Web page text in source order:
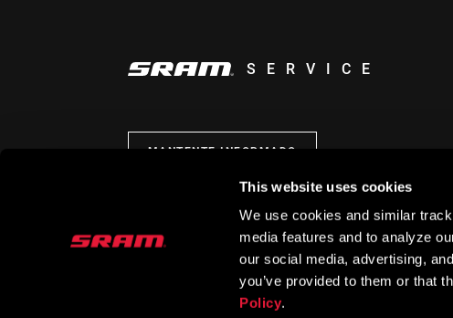
This website uses cookies
We use cookies and similar
media features and to analyze
our social media, advertising,
you’ve provided to them or that
Policy.
SERVICE
MANTENTE INFORMADO